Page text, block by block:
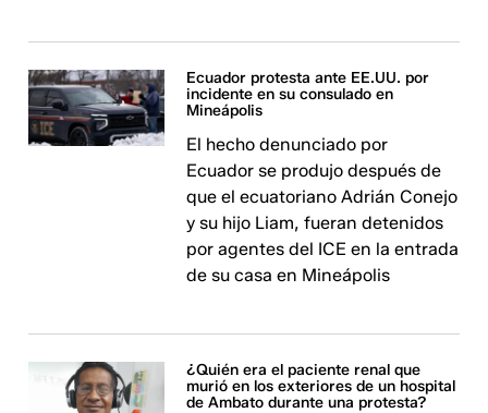
Ecuador protesta ante EE.UU. por
incidente en su consulado en
Mineápolis
El hecho denunciado por
Ecuador se produjo después de
que el ecuatoriano Adrián Conejo
y su hijo Liam, fueran detenidos
por agentes del ICE en la entrada
de su casa en Mineápolis
¿Quién era el paciente renal que
murió en los exteriores de un hospital
de Ambato durante una protesta?